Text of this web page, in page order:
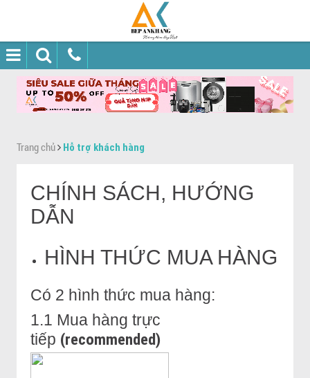
Trang chủ Hỗ trợ khách hàng
CHÍNH SÁCH, HƯỚNG
DẪN
HÌNH THỨC MUA HÀNG
Có 2 hình thức mua hàng:
1.1 Mua hàng trực
tiếp (recommended)